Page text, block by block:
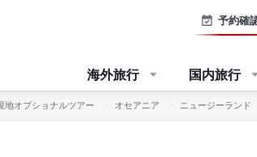
予約確
海外旅行 国内旅行
地オプショナルツアー オセアニア ニュージーランド